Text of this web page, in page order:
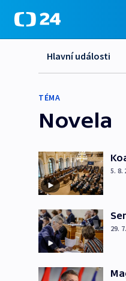
Hlavní události
TÉMA
Novela
5. 8.
29.